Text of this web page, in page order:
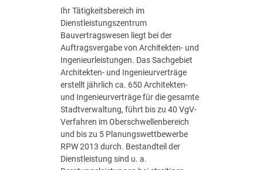
l
u
n
g
u
n
d
B
a
u
w
e
s
e
(
m
/
w
/
d
)
Ihr Tätigkeitsbereich im
Dienstleistungszentrum
Bauvertragswesen liegt bei der
Auftragsvergabe von Architekten- und
Ingenieurleistungen. Das Sachgebiet
Architekten- und Ingenieurverträge
erstellt jährlich ca. 650 Architekten-
und Ingenieurverträge für die gesamte
Stadtverwaltung, führt bis zu 40 VgV-
Verfahren im Oberschwellenbereich
und bis zu 5 Planungswettbewerbe
RPW 2013 durch. Bestandteil der
Dienstleistung sind u. a.